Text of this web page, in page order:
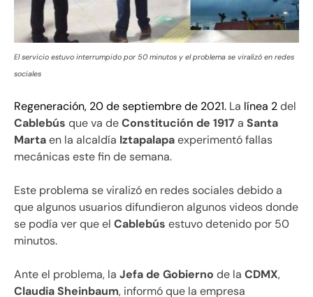
El servicio estuvo interrumpido por 50 minutos y el problema se viralizó en redes
sociales
Regeneración, 20 de septiembre de 2021. La línea 2del
Cablebús que va deConstitución de 1917 a Santa
Martaen la alcaldía Iztapalapaexperimentó fallas
mecánicas este fin de semana.
Este problema se viralizó en redes sociales debido a
que algunos usuarios difundieron algunos videos donde
se podía ver que el Cablebús estuvo detenido por 50
minutos.
Ante el problema, la Jefa de Gobierno de la CDMX,
Claudia Sheinbaum, informó que la empresa